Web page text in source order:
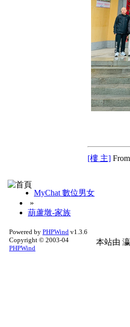
[樓 主]
MyChat 數位男女
»
葫蘆墩-家族
Powered by PHPWind v1.3.6
Copyright © 2003-04
PHPWind
本站由